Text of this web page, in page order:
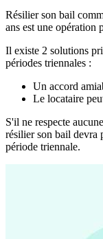
Résilier son bail
ans est une opération
Il existe 2 solutions
périodes triennales :
Un accord
Le locataire
S'il ne respecte
résilier son bail devra
période triennale.